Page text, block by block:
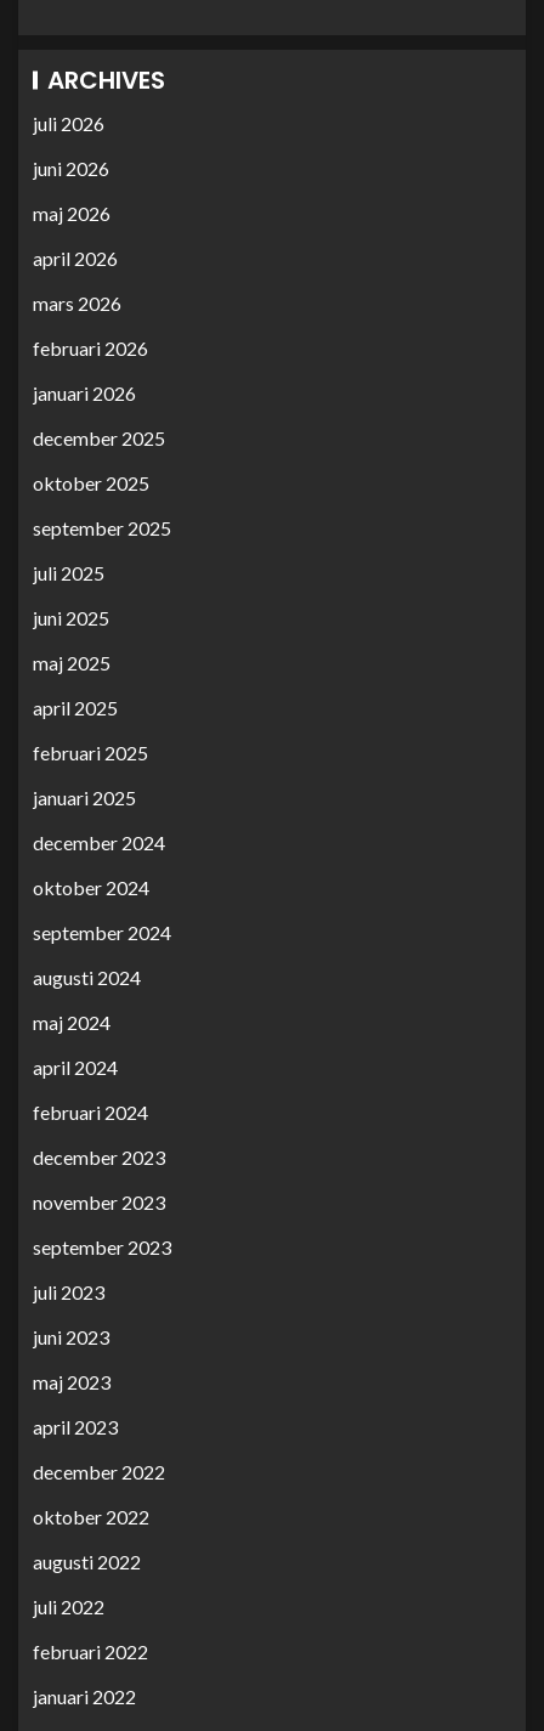
ARCHIVES
juli 2026
juni 2026
maj 2026
april 2026
mars 2026
februari 2026
januari 2026
december 2025
oktober 2025
september 2025
juli 2025
juni 2025
maj 2025
april 2025
februari 2025
januari 2025
december 2024
oktober 2024
september 2024
augusti 2024
maj 2024
april 2024
februari 2024
december 2023
november 2023
september 2023
juli 2023
juni 2023
maj 2023
april 2023
december 2022
oktober 2022
augusti 2022
juli 2022
februari 2022
januari 2022